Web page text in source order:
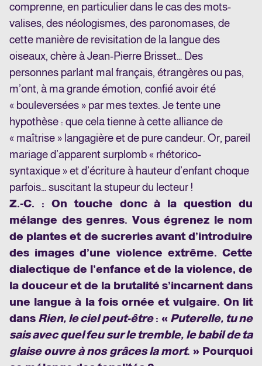
comprenne, en particulier dans le cas des mots-
valises, des néologismes, des paronomases, de
cette manière de revisitation de la langue des
oiseaux, chère à Jean-Pierre Brisset… Des
personnes parlant mal français, étrangères ou pas,
m’ont, à ma grande émotion, confié avoir été
« bouleversées » par mes textes. Je tente une
hypothèse : que cela tienne à cette alliance de
« maîtrise » langagière et de pure candeur. Or, pareil
mariage d’apparent surplomb « rhétorico-
syntaxique » et d’écriture à hauteur d’enfant choque
parfois… suscitant la stupeur du lecteur !
Z.-C. : On touche donc à la question du
mélange des genres. Vous égrenez le nom
de plantes et de sucreries avant d’introduire
des images d’une violence extrême. Cette
dialectique de l’enfance et de la violence, de
la douceur et de la brutalité s’incarnent dans
une langue à la fois ornée et vulgaire. On lit
dans Rien, le ciel peut-être: « Puterelle, tu ne
sais avec quel feu sur le tremble, le babil de ta
glaise ouvre à nos grâces la mort. » Pourquoi